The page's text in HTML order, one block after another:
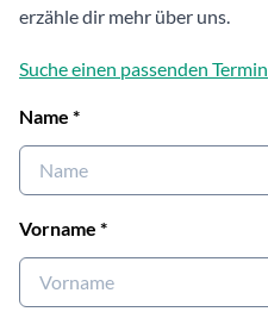
erzähle dir mehr über uns.
Suche einen passenden Termin
Name *
Vorname *